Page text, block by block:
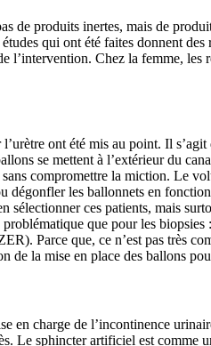
de produits inertes, mais de
qui ont été faites donnent
l’intervention. Chez la femme,
ont été mis au point. Il
se mettent à l’extérieur du
compromettre la miction. Le
les ballonnets en
sélectionner ces patients, mais
que pour les
Parce que, ce n’est pas très
de la mise en place des ballons
en charge de l’incontinence
Le sphincter artificiel est comme